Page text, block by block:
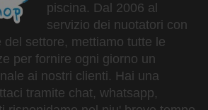
piscina. Dal 2006 al
servizio dei nuotatori con
del settore, mettiamo tutte le
per fornire ogni giorno un
ai nostri clienti. Hai una
tramite chat, whatsapp,